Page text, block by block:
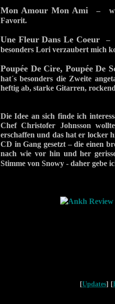
Mon Amour Mon Ami –
Favorit.
Une Fleur Dans Le Coeur–
besonders Lori verzaubert mich
Poupée De Cire, Poupée De
hat´s besonders die Zweite
heftig ab, starke Gitarren,
Die Idee an sich finde ich
Chef Christofer Johnsson
erschaffen und das hat er locker
CD in Gang gesetzt – die einen
nach wie vor hin und her
Stimme von Snowy - daher gebe
[Updates] [